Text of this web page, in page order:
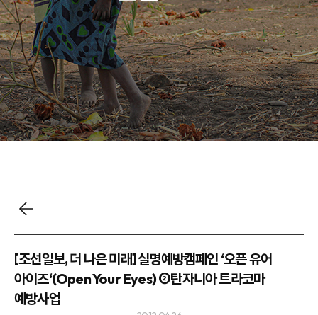
언론보도
[조선일보, 더 나은 미래] 실명예방캠페인 ‘오픈 유어
아이즈‘(Open Your Eyes) ②탄자니아 트라코마
예방사업